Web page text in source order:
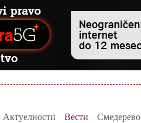
Актуелности Вести Смедерево